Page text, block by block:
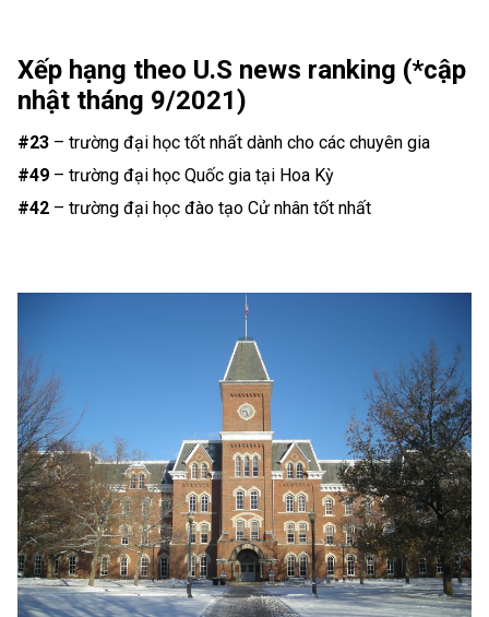
Xếp hạng theo U.S news ranking (*cập
nhật tháng 9/2021)
#23 – trường đại học tốt nhất dành cho các chuyên gia
#49 – trường đại học Quốc gia tại Hoa Kỳ
#42 – trường đại học đào tạo Cử nhân tốt nhất